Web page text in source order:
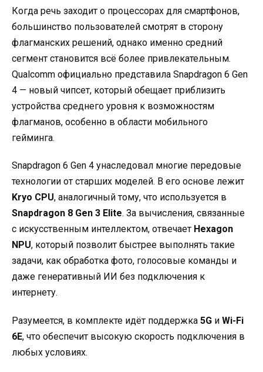
Когда речь заходит о процессорах для смартфонов,
большинство пользователей смотрят в сторону
флагманских решений, однако именно средний
сегмент становится всё более привлекательным.
Qualcomm официально представила Snapdragon 6 Gen
4 — новый чипсет, который обещает приблизить
устройства среднего уровня к возможностям
флагманов, особенно в области мобильного
гейминга.
Snapdragon 6 Gen 4 унаследовал многие передовые
технологии от старших моделей. В его основе лежит
Kryo CPU, аналогичный тому, что используется в
Snapdragon 8 Gen 3 Elite. За вычисления, связанные
с искусственным интеллектом, отвечает Hexagon
NPU, который позволит быстрее выполнять такие
задачи, как обработка фото, голосовые команды и
даже генеративный ИИ без подключения к
интернету.
Разумеется, в комплекте идёт поддержка 5G и Wi-Fi
6E, что обеспечит высокую скорость подключения в
любых условиях.